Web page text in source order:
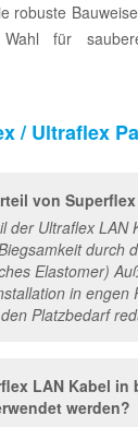
robuste
für
/ Ultraflex
von
der Ultraflex LAN
durch
Elastomer)
in engen
Platzbedarf
LAN Kabel in
werden?